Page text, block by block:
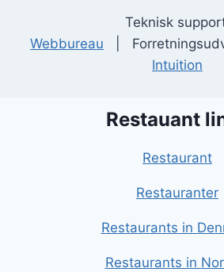
Teknisk
Webbureau |
Intuition
Restauant
Restaurant
Restauranter
Restaurants in
Restaurants in